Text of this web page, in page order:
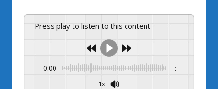
Press play to listen to this content
0:00 -:--
1x